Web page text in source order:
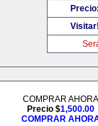
Precio:
Visitar!
COMPRAR AHORA
Precio $1,500.00
COMPRAR